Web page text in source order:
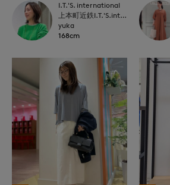
I.T.'S. international
上本町近鉄I.T.'S.international
yuka
168cm